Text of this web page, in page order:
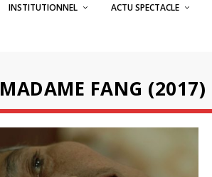
INSTITUTIONNEL ACTU SPECTACLE
MADAME FANG (2017)